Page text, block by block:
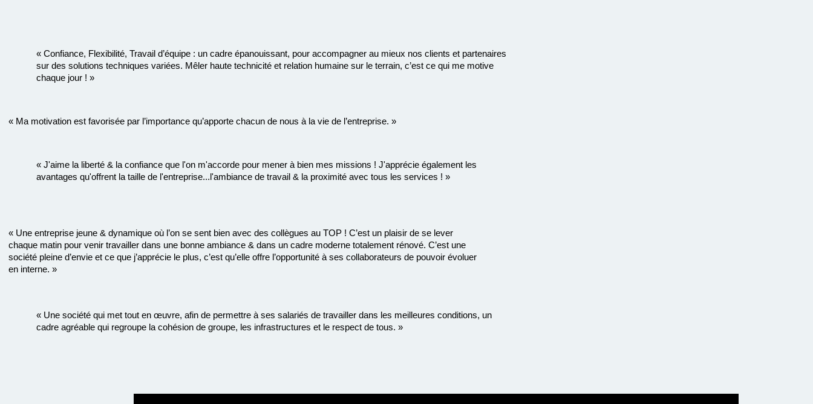
« Une société qui met tout en œuvre, afin de permettre à ses salariés de travailler dans les meilleures conditions, un
cadre agréable qui regroupe la cohésion de groupe, les infrastructures et le respect de tous. »
« Confiance, Flexibilité, Travail d’équipe : un cadre épanouissant, pour accompagner au mieux nos clients et partenaires
sur des solutions techniques variées. Mêler haute technicité et relation humaine sur le terrain, c’est ce qui me motive
chaque jour ! »
« Ma motivation est favorisée par l’importance qu’apporte chacun de nous à la vie de l’entreprise. »
« J'aime la liberté & la confiance que l'on m'accorde pour mener à bien mes missions ! J'apprécie également les
avantages qu'offrent la taille de l'entreprise...l'ambiance de travail & la proximité avec tous les services ! »
« Une entreprise jeune & dynamique où l’on se sent bien avec des collègues au TOP ! C’est un plaisir de se lever
chaque matin pour venir travailler dans une bonne ambiance & dans un cadre moderne totalement rénové. C’est une
société pleine d’envie et ce que j’apprécie le plus, c’est qu’elle offre l’opportunité à ses collaborateurs de pouvoir évoluer
en interne. »